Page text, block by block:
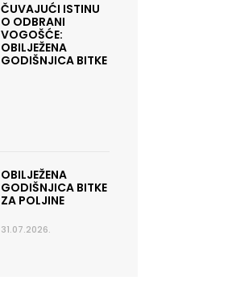
ČUVAJUĆI ISTINU
O ODBRANI
VOGOŠĆE:
OBILJEŽENA
GODIŠNJICA BITKE
OBILJEŽENA
GODIŠNJICA BITKE
ZA POLJINE
31.07.2026.